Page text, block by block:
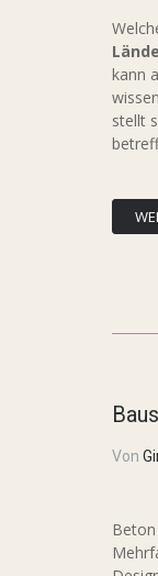
kann
stellt
Von